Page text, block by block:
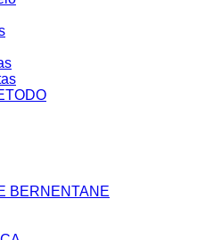
BERNENTANE